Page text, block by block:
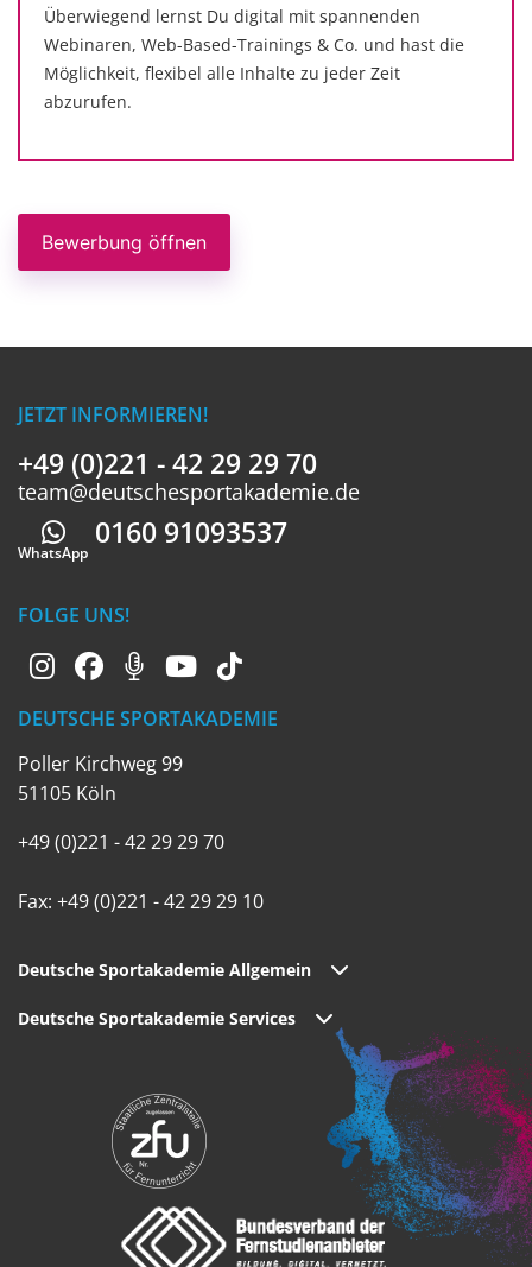
Überwiegend lernst Du digital mit spannenden
Webinaren, Web-Based-Trainings & Co. und hast die
Möglichkeit, flexibel alle Inhalte zu jeder Zeit
abzurufen.
Bewerbung öffnen
JETZT INFORMIEREN!
+49 (0)221 - 42 29 29 70
team@deutschesportakademie.de
Whatsapp
WhatsApp
0160 91093537
FOLGE UNS!
DEUTSCHE SPORTAKADEMIE
Poller Kirchweg 99
51105 Köln
+49 (0)221 - 42 29 29 70
Fax: +49 (0)221 - 42 29 29 10
Deutsche Sportakademie Allgemein
Deutsche Sportakademie Services